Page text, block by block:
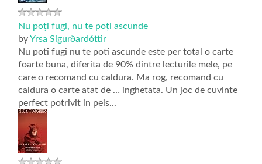
Nu poți fugi, nu te poți ascunde
byYrsa Sigurðardóttir
Nu poti fugi nu te poti ascunde este per total o carte
foarte buna, diferita de 90% dintre lecturile mele, pe
care o recomand cu caldura. Ma rog, recomand cu
caldura o carte atat de … inghetata. Un joc de cuvinte
perfect potrivit in peis...